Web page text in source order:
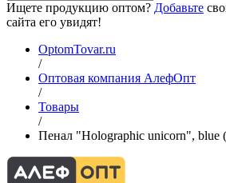
Ищете продукцию оптом? Добавьте
сайта его увидят!
OptomTovar.ru
/
Оптовая компания АлефОпт
/
Товары
/
Пенал "Holographic unicorn", blue